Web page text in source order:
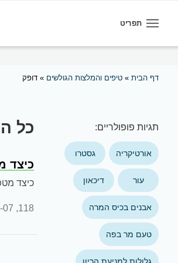
תפריט
דף הבית» טיפים והמלצות הגולשים » דופק
תגיות פופולריים:
אורטיקריה גסטרו
עור דיכאון
אבנים בכיס המרה
טעם מר בפה
כל
כיצד
כיצד
118,